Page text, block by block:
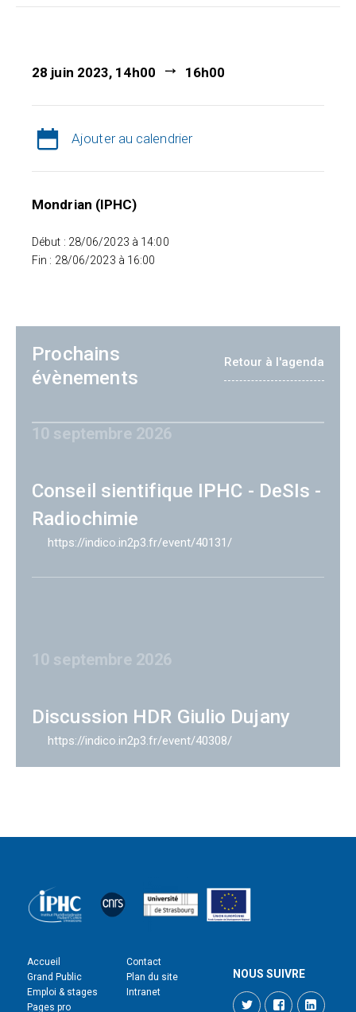
28 juin 2023, 14h00 16h00
Ajouter au calendrier
Mondrian (IPHC)
Début : 28/06/2023 à 14:00
Fin : 28/06/2023 à 16:00
Prochains
évènements
Retour à l'agenda
10 septembre 2026
Conseil sientifique IPHC - DeSIs -
Radiochimie
https://indico.in2p3.fr/event/40131/
10 septembre 2026
Discussion HDR Giulio Dujany
https://indico.in2p3.fr/event/40308/
Accueil
Grand Public
Emploi & stages
Pages pro
Contact
Plan du site
Intranet
NOUS SUIVRE
TwitterFacebook